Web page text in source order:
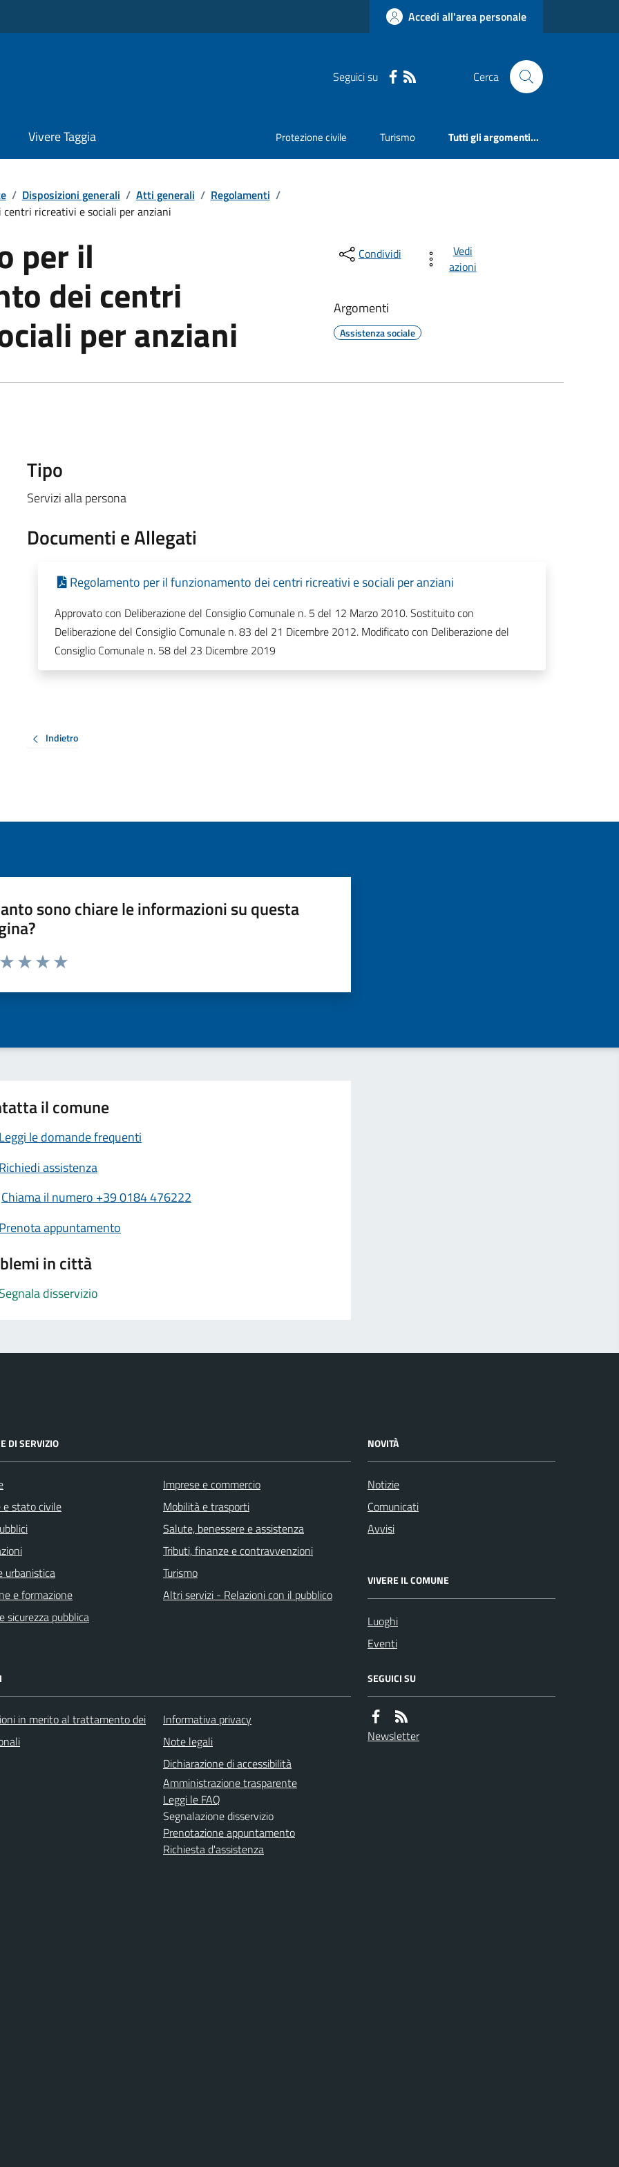
Accedi all'area personale
Seguici su Cerca
Vivere Taggia Protezione civile Turismo Tutti gli argomenti...
/ Disposizioni generali / Atti generali / Regolamenti /
ricreativi e sociali per anziani
per il
dei centri
per anziani
Condividi
Vedi
azioni
Argomenti
Assistenza sociale
Tipo
Servizi alla persona
Documenti e Allegati
Regolamento per il funzionamento dei centri ricreativi e sociali per anziani
Approvato con Deliberazione del Consiglio Comunale n. 5 del 12 Marzo 2010. Sostituito con
Deliberazione del Consiglio Comunale n. 83 del 21 Dicembre 2012. Modificato con Deliberazione del
Consiglio Comunale n. 58 del 23 Dicembre 2019
Indietro
sono chiare le informazioni su questa
da 1 a 5 stelle la pagina
il comune
Leggi le domande frequenti
Richiedi assistenza
Chiama il numero +39 0184 476222
Prenota appuntamento
in città
Segnala disservizio
DI SERVIZIO
e stato civile
urbanistica
e formazione
sicurezza pubblica
Imprese e commercio
Mobilità e trasporti
Salute, benessere e assistenza
Tributi, finanze e contravvenzioni
Turismo
Altri servizi - Relazioni con il pubblico
NOVITÀ
Notizie
Comunicati
Avvisi
VIVERE IL COMUNE
Luoghi
Eventi
in merito al trattamento dei
Informativa privacy
Note legali
Dichiarazione di accessibilità
Amministrazione trasparente
Leggi le FAQ
Segnalazione disservizio
Prenotazione appuntamento
Richiesta d'assistenza
SEGUICI SU
Newsletter